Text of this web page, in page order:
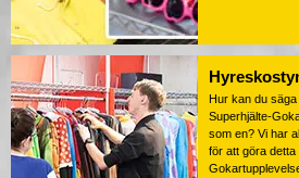
Hur kan du
Superhjälte-
som en? Vi har
för att göra detta